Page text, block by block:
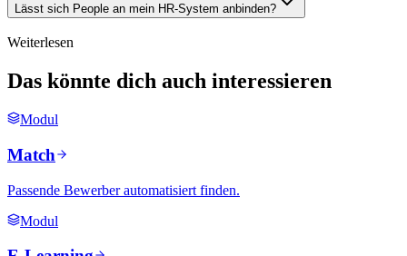
Lässt sich People an mein HR-System anbinden?
Weiterlesen
Das könnte dich auch interessieren
Modul
Match
Passende Bewerber automatisiert finden.
Modul